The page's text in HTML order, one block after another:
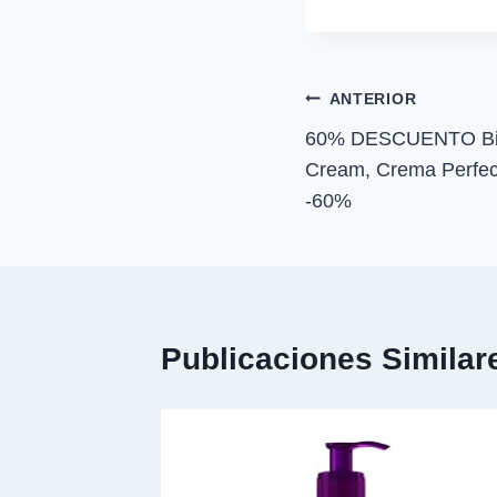
Navegación
de
entradas
ANTERIOR
60% DESCUENTO
Cream, Crema
-60%
Publicaciones